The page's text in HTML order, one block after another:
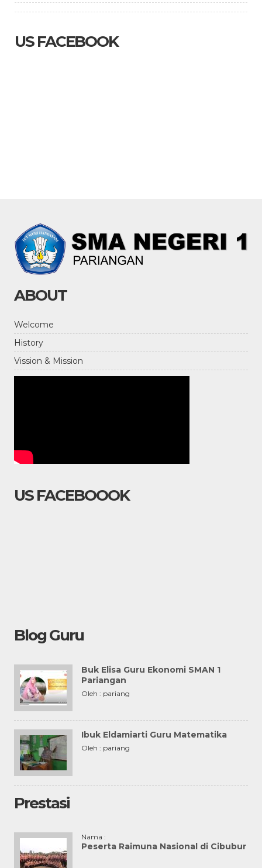
US FACEBOOK
ABOUT
Welcome
History
Vission & Mission
US FACEBOOOK
Blog Guru
Buk Elisa Guru Ekonomi SMAN 1
Pariangan
Oleh : pariang
Ibuk Eldamiarti Guru Matematika
Oleh : pariang
Prestasi
Nama :
Peserta Raimuna Nasional di Cibubur